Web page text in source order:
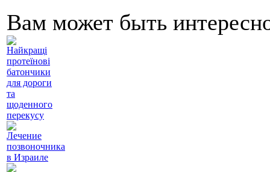
Вам может быть
Найкращі
протеїнові
батончики
для дороги
та
щоденного
перекусу
Лечение
позвоночника
в Израиле